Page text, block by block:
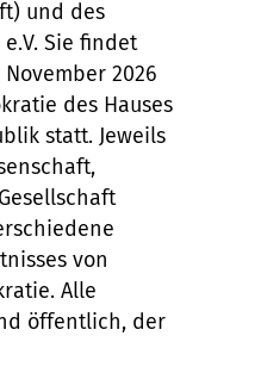
und des
Sie findet
2026
des Hauses
statt. Jeweils
von
Alle
öffentlich, der